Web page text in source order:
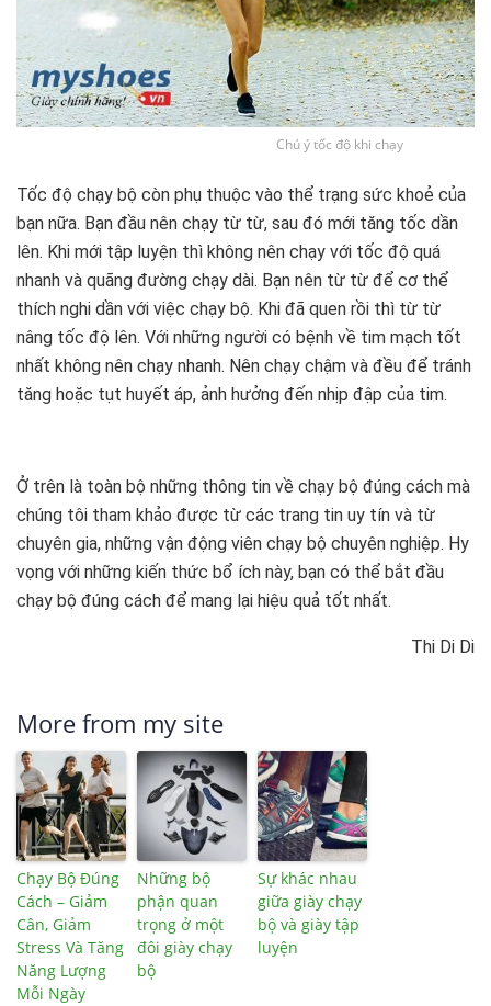
Chú ý tốc độ khi chạy
Tốc độ chạy bộ còn phụ thuộc vào thể trạng sức khoẻ của
bạn nữa. Bạn đầu nên chạy từ từ, sau đó mới tăng tốc dần
lên. Khi mới tập luyện thì không nên chạy với tốc độ quá
nhanh và quãng đường chạy dài. Bạn nên từ từ để cơ thể
thích nghi dần với việc chạy bộ. Khi đã quen rồi thì từ từ
nâng tốc độ lên. Với những người có bệnh về tim mạch tốt
nhất không nên chạy nhanh. Nên chạy chậm và đều để tránh
tăng hoặc tụt huyết áp, ảnh hưởng đến nhịp đập của tim.
Ở trên là toàn bộ những thông tin về chạy bộ đúng cách mà
chúng tôi tham khảo được từ các trang tin uy tín và từ
chuyên gia, những vận động viên chạy bộ chuyên nghiệp. Hy
vọng với những kiến thức bổ ích này, bạn có thể bắt đầu
chạy bộ đúng cách để mang lại hiệu quả tốt nhất.
Thi Di Di
More from my site
Chạy Bộ Đúng
Cách – Giảm
Cân, Giảm
Stress Và Tăng
Năng Lượng
Mỗi Ngày
Những bộ
phận quan
trọng ở một
đôi giày chạy
bộ
Sự khác nhau
giữa giày chạy
bộ và giày tập
luyện